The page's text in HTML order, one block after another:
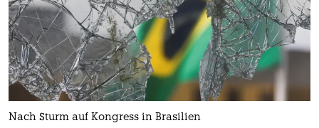
Nach Sturm auf Kongress in Brasilien